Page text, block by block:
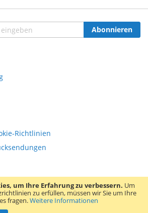
um Ihre Erfahrung zu verbessern. Um
zu erfüllen, müssen wir Sie um Ihre
fragen.Weitere Informationen
Abonnieren
Richtlinien
Magento, Inc. All rights reserved.